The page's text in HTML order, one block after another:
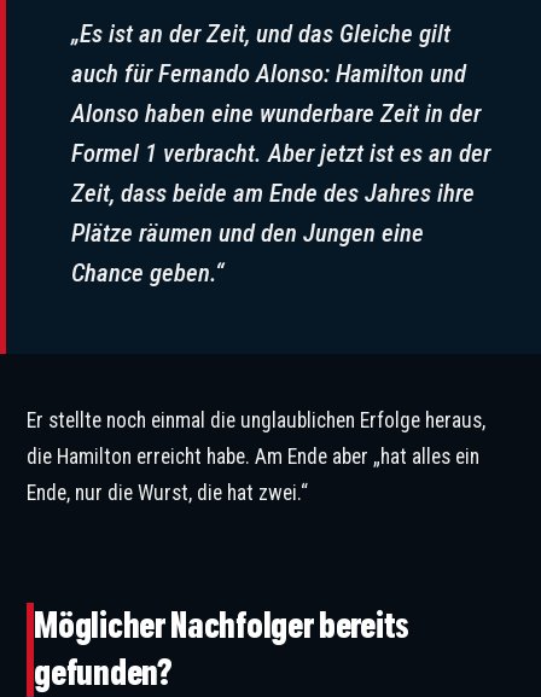
„Es ist an der Zeit, und das Gleiche gilt
auch für Fernando Alonso: Hamilton und
Alonso haben eine wunderbare Zeit in der
Formel 1 verbracht. Aber jetzt ist es an der
Zeit, dass beide am Ende des Jahres ihre
Plätze räumen und den Jungen eine
Chance geben.“
Er stellte noch einmal die unglaublichen Erfolge heraus,
die Hamilton erreicht habe. Am Ende aber „hat alles ein
Ende, nur die Wurst, die hat zwei.“
Möglicher Nachfolger bereits
gefunden?